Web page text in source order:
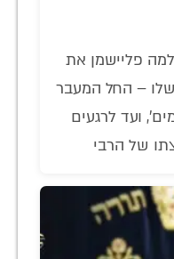
פליישמן את
שלו – החל המעבר
ועד לרגעים
של הרבי